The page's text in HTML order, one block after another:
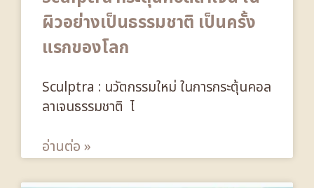
ผิวอย่างเป็นธรรมชาติ เป็นครั้ง
แรกของโลก
Sculptra : นวัตกรรมใหม่ ในการกระตุ้นคอล
ลาเจนธรรมชาติ ไ
อ่านต่อ »